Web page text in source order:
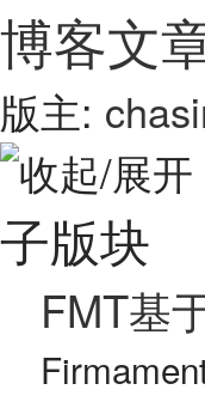
博客文
版主:
子版块
FMT基